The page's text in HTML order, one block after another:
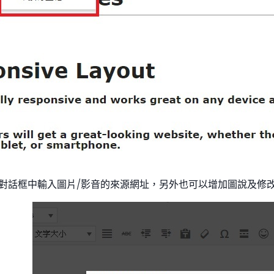
話框中輸入圖片/影音的來源網址，另外也可以增加圖說及修